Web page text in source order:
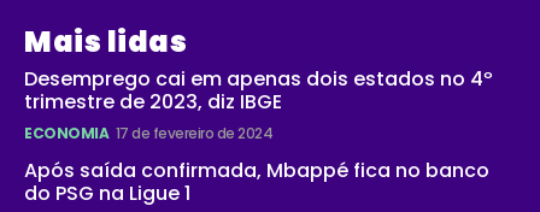
Mais lidas
Desemprego cai em apenas dois estados no 4º
trimestre de 2023, diz IBGE
ECONOMIA 17 de fevereiro de 2024
Após saída confirmada, Mbappé fica no banco
do PSG na Ligue 1